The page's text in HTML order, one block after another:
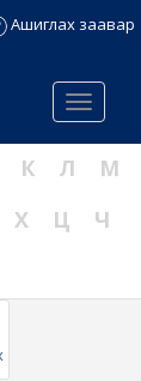
Ашиглах заавар
Menu
К Л
М
Х Ц
Ч